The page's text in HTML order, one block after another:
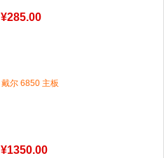
¥285.00
戴尔 6850 主板
¥1350.00